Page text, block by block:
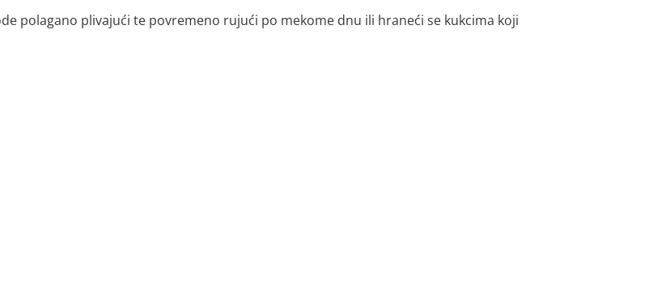
polagano plivajući te povremeno rujući po mekome dnu ili hraneći se kukcima koji